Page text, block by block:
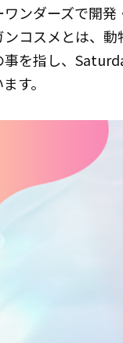
ンダーズで開発
ンコスメとは、
事を指し、
す。